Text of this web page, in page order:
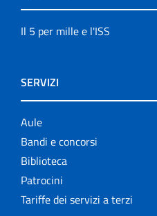
Il 5 per mille e l'ISS
SERVIZI
Aule
Bandi e concorsi
Biblioteca
Patrocini
Tariffe dei servizi a terzi